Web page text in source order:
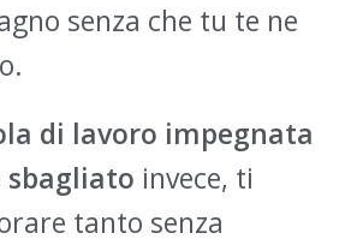
senza che tu te ne
di lavoro impegnata
invece, ti
tanto senza